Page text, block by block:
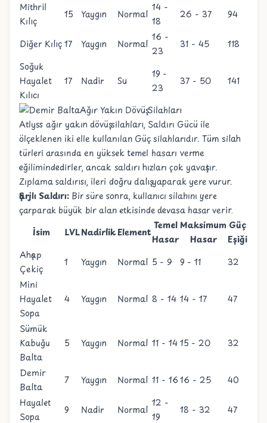
Mithril
Kılıç
15 Yaygın Normal
14 -
18
26 - 37 94
Diğer Kılıç17 Yaygın Normal
16 -
23
31 - 45
118
Soğuk
Hayalet
Kılıcı
17 Nadir Su
19 -
23
37 - 50 141
Ağır Yakın Dövüş Silahları
Atlyss ağır yakın dövüş silahları, Saldırı Gücü ile
ölçeklenen iki elle kullanılan Güç silahlarıdır. Tüm silah
türleri arasında en yüksek temel hasarı verme
eğilimindedirler, ancak saldırı hızları çok yavaştır.
Zıplama saldırısı, ileri doğru dalış yaparak yere vurur.
Şarjlı Saldırı: Bir süre sonra, kullanıcı silahını yere
çarparak büyük bir alan etkisinde devasa hasar verir.
İsim
LVLNadirlikElement
Temel
Hasar
Maksimum
Hasar
Güç
Eşiği
Ahşap
Çekiç
1 Yaygın Normal 5 - 9 9 - 11
32
Mini
Hayalet
Sopa
4 Yaygın Normal 8 - 14 14 - 17 47
Sümük
Kabuğu
Balta
5 Yaygın Normal 11 - 1415 - 20 32
Demir
Balta
7 Yaygın Normal 11 - 1616 - 25
40
Hayalet
Sopa
9 Nadir Normal
12 -
19
18 - 32 47